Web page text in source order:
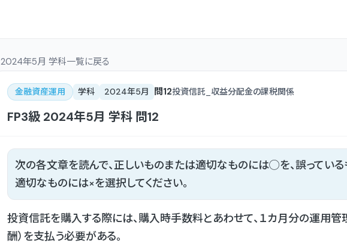
2024年5月 学科一覧に戻る
金融資産運用 学科 2024年5月 問12投資信託_収益分配金の課税関係
FP3級 2024年5月 学科 問12
次の各文章を読んで、正しいものまたは適切なものには◯を、誤ってい
適切なものには×を選択してください。
投資信託を購入する際には、購入時手数料とあわせて、１カ月分の運用管
酬）を支払う必要がある。